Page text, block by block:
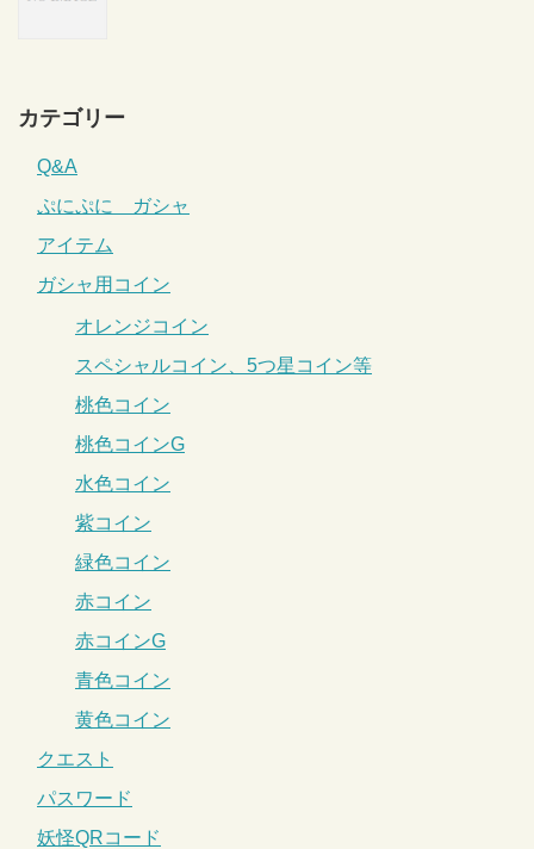
カテゴリー
Q&A
ぷにぷに ガシャ
アイテム
ガシャ用コイン
オレンジコイン
スペシャルコイン、5つ星コイン等
桃色コイン
桃色コインG
水色コイン
紫コイン
緑色コイン
赤コイン
赤コインG
青色コイン
黄色コイン
クエスト
パスワード
妖怪QRコード